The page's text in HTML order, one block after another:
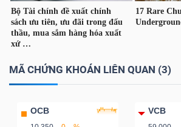
MÃ CHỨNG KHOÁN LIÊN QUAN (3)
OCB VCB